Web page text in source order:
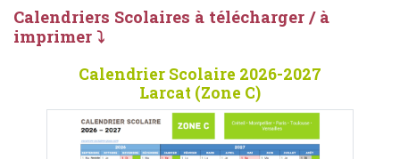
Calendriers Scolaires à télécharger / à
imprimer ⤵
Calendrier Scolaire 2026-2027
Larcat (Zone C)